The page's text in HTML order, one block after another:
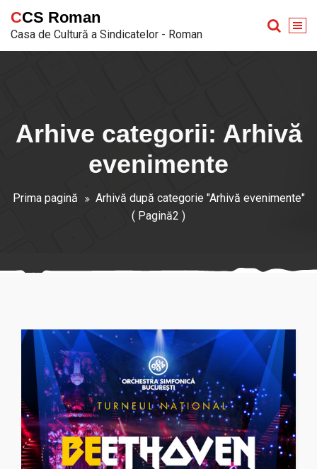
conținut
CCS Roman
Casa de Cultură a Sindicatelor - Roman
Arhive categorii: Arhivă
evenimente
Prima pagină
Arhivă după categorie "Arhivă evenimente"
( Pagină2 )